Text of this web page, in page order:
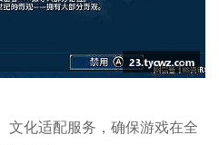
文化适配服务，确保游戏在全